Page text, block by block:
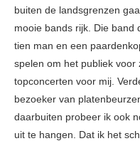
buiten de landsgrenzen
mooie bands rijk. Die band
tien man en een
spelen om het publiek voor
topconcerten voor mij.
bezoeker van
daarbuiten probeer ik ook
uit te hangen. Dat ik het